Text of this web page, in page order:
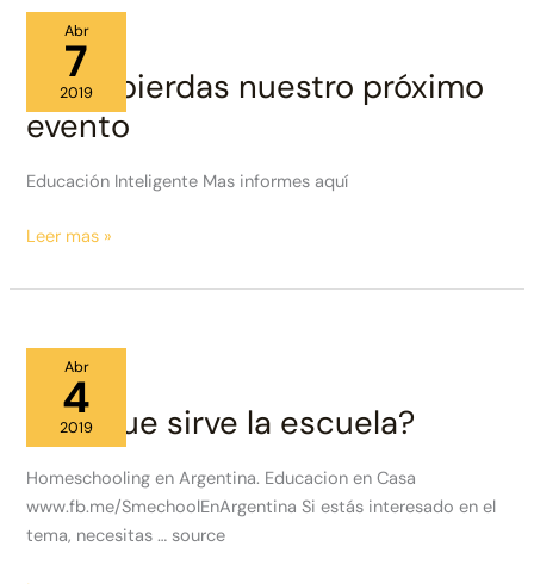
Abr
7
2019
No te pierdas nuestro próximo
evento
Educación Inteligente Mas informes aquí
No
pierdas
próximo
evento
Leer mas »
Abr
4
2019
Para que sirve la escuela?
Homeschooling en Argentina. Educacion en Casa
www.fb.me/SmechoolEnArgentina Si estás interesado en el
tema, necesitas … source